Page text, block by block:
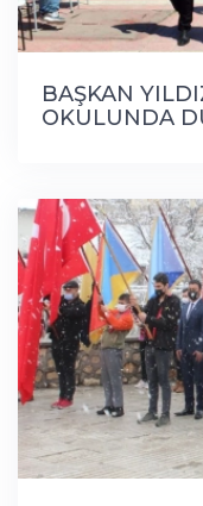
BAŞKAN
OKULUNDA